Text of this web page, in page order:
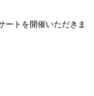
ートを開催いただきま